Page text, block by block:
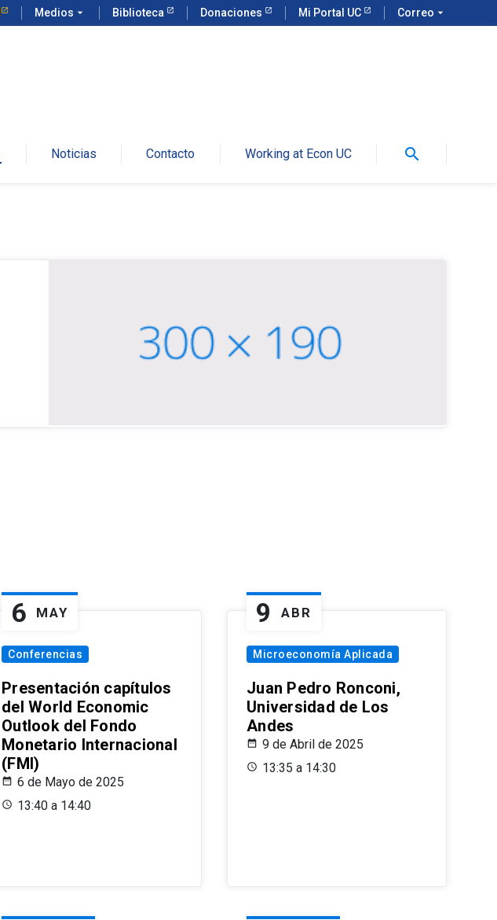
Medios arrow_drop_down Biblioteca Donaciones Mi Portal UC Correo arrow_drop_down
Noticias Contacto Working at Econ UC search
6 MAY
Conferencias
Presentación capítulos
del World Economic
Outlook del Fondo
Monetario Internacional
(FMI)
6 de Mayo de 2025
13:40 a 14:40
9 ABR
Microeconomía Aplicada
Juan Pedro Ronconi,
Universidad de Los
Andes
9 de Abril de 2025
13:35 a 14:30